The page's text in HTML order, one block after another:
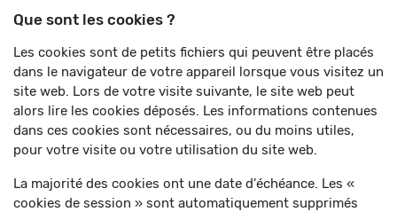
Que sont les cookies ?
Les cookies sont de petits fichiers qui peuvent être placés
dans le navigateur de votre appareil lorsque vous visitez un
site web. Lors de votre visite suivante, le site web peut
alors lire les cookies déposés. Les informations contenues
dans ces cookies sont nécessaires, ou du moins utiles,
pour votre visite ou votre utilisation du site web.
La majorité des cookies ont une date d'échéance. Les «
cookies de session » sont automatiquement supprimés